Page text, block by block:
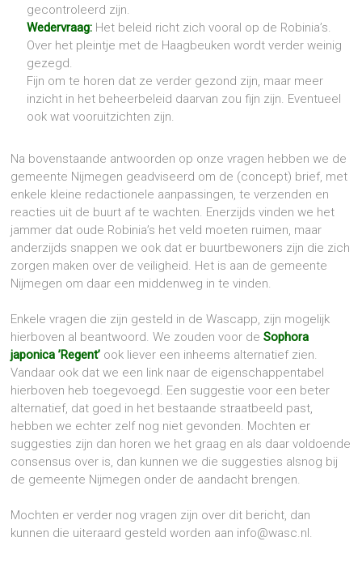
gecontroleerd zijn.
Wedervraag: Het beleid richt zich vooral op de Robinia’s.
Over het pleintje met de Haagbeuken wordt verder weinig
gezegd.
Fijn om te horen dat ze verder gezond zijn, maar meer
inzicht in het beheerbeleid daarvan zou fijn zijn. Eventueel
ook wat vooruitzichten zijn.
Na bovenstaande antwoorden op onze vragen hebben we de
gemeente Nijmegen geadviseerd om de (concept) brief, met
enkele kleine redactionele aanpassingen, te verzenden en
reacties uit de buurt af te wachten. Enerzijds vinden we het
jammer dat oude Robinia’s het veld moeten ruimen, maar
anderzijds snappen we ook dat er buurtbewoners zijn die zich
zorgen maken over de veiligheid. Het is aan de gemeente
Nijmegen om daar een middenweg in te vinden.
Enkele vragen die zijn gesteld in de Wascapp, zijn mogelijk
hierboven al beantwoord. We zouden voor deSophora
japonica ’Regent’ ook liever een inheems alternatief zien.
Vandaar ook dat we een link naar de eigenschappentabel
hierboven heb toegevoegd. Een suggestie voor een beter
alternatief, dat goed in het bestaande straatbeeld past,
hebben we echter zelf nog niet gevonden. Mochten er
suggesties zijn dan horen we het graag en als daar voldoende
consensus over is, dan kunnen we die suggesties alsnog bij
de gemeente Nijmegen onder de aandacht brengen.
Mochten er verder nog vragen zijn over dit bericht, dan
kunnen die uiteraard gesteld worden aan info@wasc.nl.